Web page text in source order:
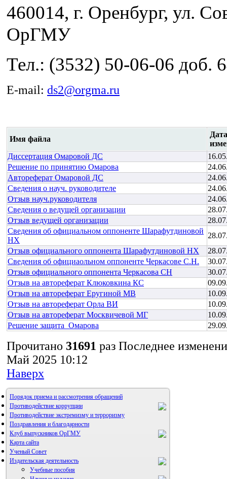
460014, г. Оренбург, ул.
ОрГМУ
Тел.: (3532) 50-06-06 доб.
E-mail: ds2@orgma.ru
Имя файла
Диссертация Омаровой ДС
Решение по принятию Омарова
Автореферат Омаровой ДС
Сведения о науч. руководителе
Отзыв науч.руководителя
Сведения о ведущей организации
Отзыв ведущей организации
Сведения об официальном оппоненте Шарафутдиновой
НХ
Отзыв официального оппонента Шарафутдиновой НХ
Сведения об официаольном оппоненте Черкасове С.Н.
Отзыв официального оппонента Черкасова СН
Отзыв на автореферат Клюковкина КС
Отзыв на автореферат Еругиной МВ
Отзыв на автореферат Орла ВИ
Отзыв на автореферат Москвичевой МГ
Решение защита_Омарова
Прочитано 31691 раз Последнее
Май 2025 10:12
Наверх
Порядок приема и рассмотрения обращений
Противодействие коррупции
Противодействие экстремизму и терроризму
Поздравления и благодарности
Клуб выпускников ОрГМУ
Карта сайта
Ученый Совет
Издательская деятельность
Учебные пособия